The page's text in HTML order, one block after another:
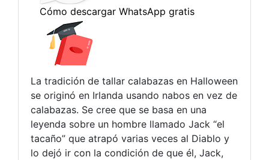
La tradición de tallar calabazas en Halloween
se originó en Irlanda usando nabos en vez de
calabazas. Se cree que se basa en una
leyenda sobre un hombre llamado Jack “el
tacaño” que atrapó varias veces al Diablo y
lo dejó ir con la condición de que él, Jack,